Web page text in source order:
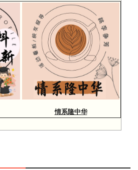
情系隆中华